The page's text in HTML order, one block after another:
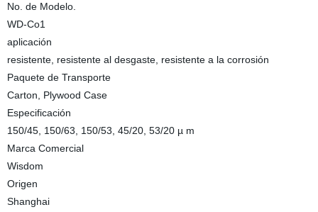
No. de Modelo.
WD-Co1
aplicación
resistente, resistente al desgaste, resistente a la corrosión
Paquete de Transporte
Carton, Plywood Case
Especificación
150/45, 150/63, 150/53, 45/20, 53/20 µ m
Marca Comercial
Wisdom
Origen
Shanghai